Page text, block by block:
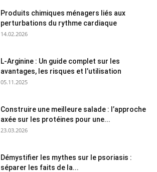
Produits chimiques ménagers liés aux
perturbations du rythme cardiaque
14.02.2026
L-Arginine : Un guide complet sur les
avantages, les risques et l’utilisation
05.11.2025
Construire une meilleure salade : l’approche
axée sur les protéines pour une...
23.03.2026
Démystifier les mythes sur le psoriasis :
séparer les faits de la...